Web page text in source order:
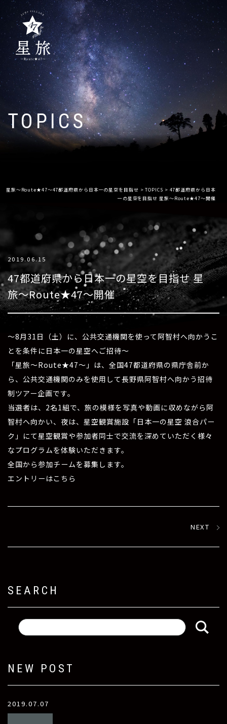
TOPICS
星旅〜Route★47〜47都道府県から日本一の星空を目指せ >TOPICS > 47都道府県から日本
一の星空を目指せ 星旅〜Route★47〜開催
2019.06.15
47都道府県から日本一の星空を目指せ 星
旅〜Route★47〜開催
～8月31日（土）に、公共交通機関を使って阿智村へ向かうこ
とを条件に日本一の星空へご招待～
「星旅〜Route★47〜」は、全国47都道府県の県庁舎前か
ら、公共交通機関のみを使用して長野県阿智村へ向かう招待
制ツアー企画です。
当選者は、2名1組で、旅の模様を写真や動画に収めながら阿
智村へ向かい、夜は、星空観賞施設「日本一の星空 浪合パー
ク」にて星空観賞や参加者同士で交流を深めていただく様々
なプログラムを体験いただきます。
全国から参加チームを募集します。
エントリーはこちら
NEXT
SEARCH
NEW POST
2019.07.07